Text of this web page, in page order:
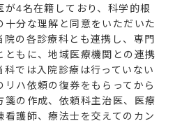
4名在籍しており、科学的根
分な理解と同意をいただいた
院の各診療科とも連携し、専門
もに、地域医療機関との連携
では入院診療は行っていない
ハ依頼の復券をもらってから
箋の作成、依頼科主治医、医療
護師、療法士を交えてのカン